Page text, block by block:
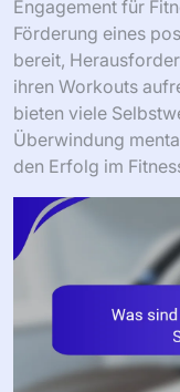
Engagement für
Förderung eines
bereit,
ihren Workouts
bieten viele
Überwindung
den Erfolg im